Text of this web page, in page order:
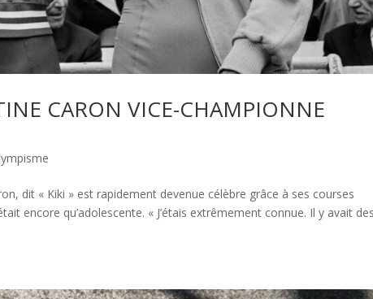
CARON VICE-CHAMPIONNE
dit « Kiki » est rapidement devenue célèbre grâce à ses courses
encore qu’adolescente. « J’étais extrêmement connue. Il y avait